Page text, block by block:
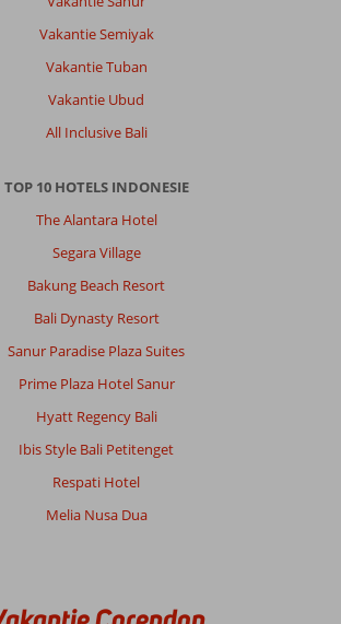
Vakantie Semiyak
Vakantie Tuban
Vakantie Ubud
All Inclusive Bali
TOP 10 HOTELS INDONESIE
The Alantara Hotel
Segara Village
Bakung Beach Resort
Bali Dynasty Resort
Sanur Paradise Plaza Suites
Prime Plaza Hotel Sanur
Hyatt Regency Bali
Ibis Style Bali Petitenget
Respati Hotel
Melia Nusa Dua